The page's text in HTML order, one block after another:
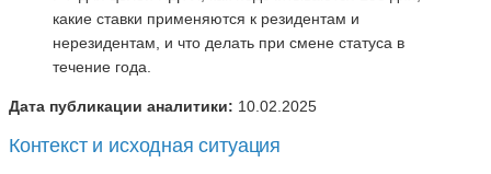
какие ставки применяются к резидентам и
нерезидентам, и что делать при смене статуса в
течение года.
Дата публикации аналитики: 10.02.2025
Контекст и исходная ситуация